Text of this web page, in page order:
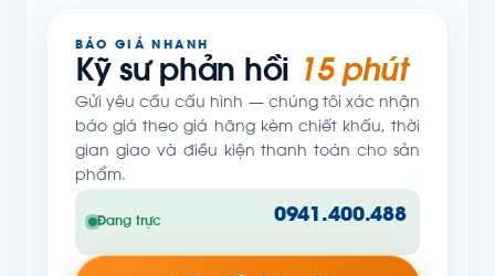
BÁO GIÁ NHANH
Kỹ sư phản hồi 15 phút
Gửi yêu cầu cấu hình — chúng tôi xác nhận
báo giá theo giá hãng kèm chiết khấu, thời
gian giao và điều kiện thanh toán cho sản
phẩm.
Đang trực 0941.400.488